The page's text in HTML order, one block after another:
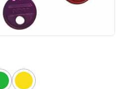
modrá zelená